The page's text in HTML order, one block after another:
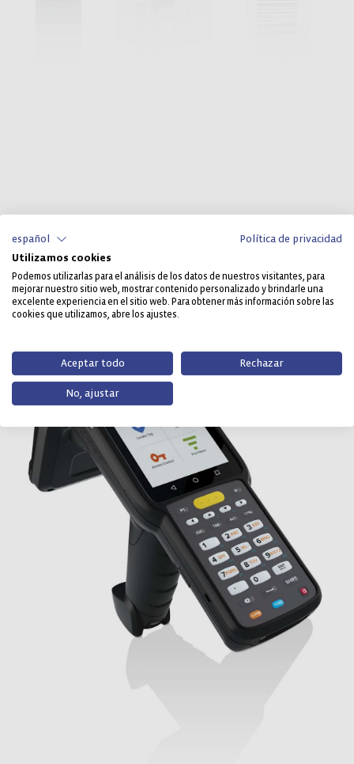
español
Política de privacidad
Utilizamos cookies
Podemos utilizarlas para el análisis de los datos de nuestros visitantes, para
mejorar nuestro sitio web, mostrar contenido personalizado y brindarle una
excelente experiencia en el sitio web. Para obtener más información sobre las
cookies que utilizamos, abre los ajustes.
Aceptar todo Rechazar
No, ajustar